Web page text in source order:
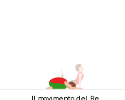
Il movimento del Re